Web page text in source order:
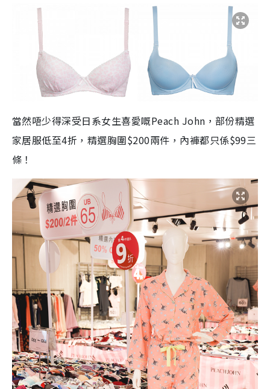
當然唔少得深受日系女生喜愛嘅Peach John，部份精選
家居服低至4折，精選胸圍$200兩件，內褲都只係$99三
條！